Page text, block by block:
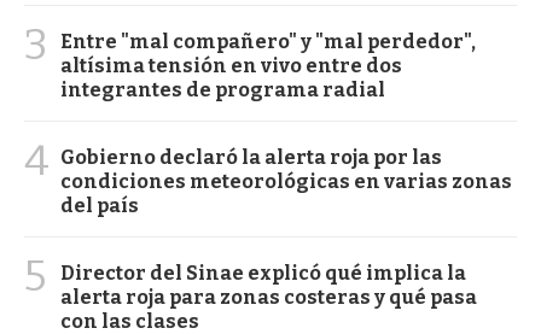
3
Entre "mal compañero" y "mal perdedor",
altísima tensión en vivo entre dos
integrantes de programa radial
4 Gobierno declaró la alerta roja por las
condiciones meteorológicas en varias zonas
del país
5
Director del Sinae explicó qué implica la
alerta roja para zonas costeras y qué pasa
con las clases